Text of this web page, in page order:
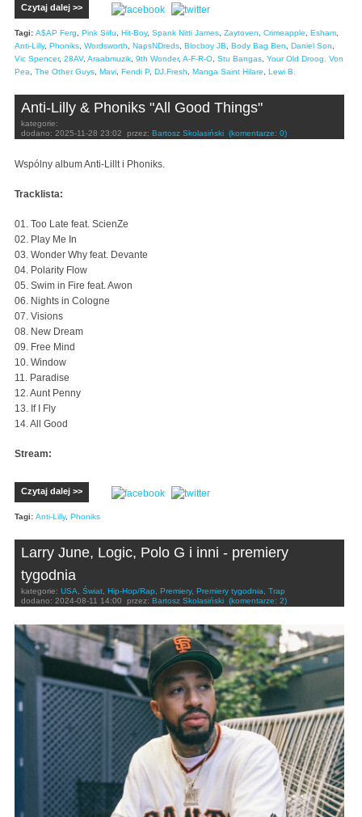
Czytaj dalej >>
Tagi: A$AP Ferg Pink Siifu Hit-Boy, Spank Nitti James Zaytoven Crimeapple Esham
Anti-Lilly, Phoniks Wordsworth NapsNDreds Blocboy JB Body Bag Ben Daniel Son
Vic Spencer, 28AV, Araabmuzik 9th Wonder, A-F-R-O Stu Bangas Your Old Droog. Von
Pea
The Other Guys Mavi Fendi P, DJ.Fresh Manga Saint Hilare Lewi B.
Anti-Lilly & Phoniks "All Good Things"
kategorie:
dodano: 2025-11-28 23:02 przez: Bartosz Skolasiński (komentarze: 0)
Wspólny album Anti-Lillt i Phoniks.
Tracklista:
01. Too Late feat. ScienZe
02. Play Me In
03. Wonder Why feat. Devante
04. Polarity Flow
05. Swim in Fire feat. Awon
06. Nights in Cologne
07. Visions
08. New Dream
09. Free Mind
10. Window
11. Paradise
12. Aunt Penny
13. If I Fly
14. All Good
Stream:
Czytaj dalej >>
Tagi: Anti-Lilly, Phoniks
Larry June, Logic, Polo G i inni - premiery
tygodnia
kategorie: USA Świat Hip-Hop/Rap Premiery, Premiery tygodnia
Trap
dodano: 2024-08-11 14:00 przez: Bartosz Skolasiński (komentarze: 2)